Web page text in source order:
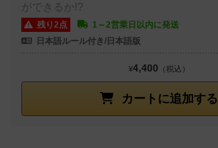
ができるか!?
残り2点
1～2営業日以内に発送
日本語ルール付き/日本語版
カートに追加する
¥4,400 （税込）